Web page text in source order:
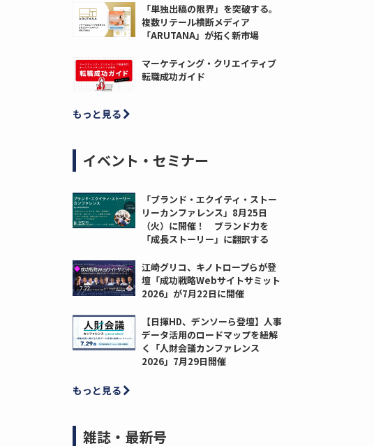
「単独出稿の限界」を突破する。
複数リテール横断メディア
「ARUTANA」が拓く新市場
マーケティング・クリエイティブ
転職成功ガイド
もっと見る
イベント・セミナー
「ブランド・エクイティ・ストー
リーカンファレンス」8月25日
（火）に開催！ ブランド力を
「成長ストーリー」に翻訳する
江崎グリコ、キノトロープらが登
壇「成功戦略Webサイトサミット
2026」が7月22日に開催
【日揮HD、デンソーら登壇】人事
データ活用のロードマップを紐解
く「人財会議カンファレンス
2026」7月29日開催
もっと見る
雑誌・最新号